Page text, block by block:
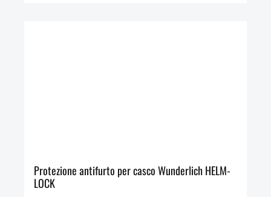
Protezione antifurto per casco Wunderlich HELM-
LOCK